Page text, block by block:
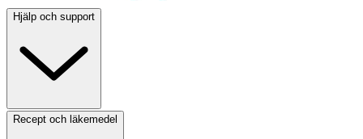
Hjälp och support
Recept och läkemedel